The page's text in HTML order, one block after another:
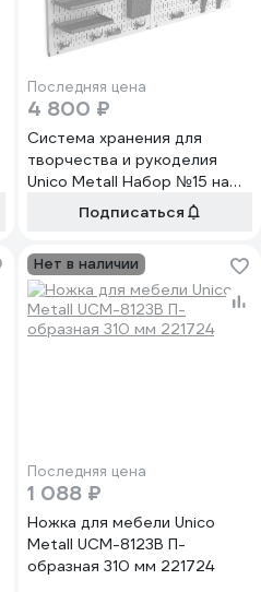
Последняя цена
4 800 ₽
Система хранения для
творчества и рукоделия
Unico Metall Набор №15 на
перфопанелях 220093
Подписаться
Нет в наличии
Последняя цена
1 088 ₽
Ножка для мебели Unico
Metall UCM-8123B П-
образная 310 мм 221724